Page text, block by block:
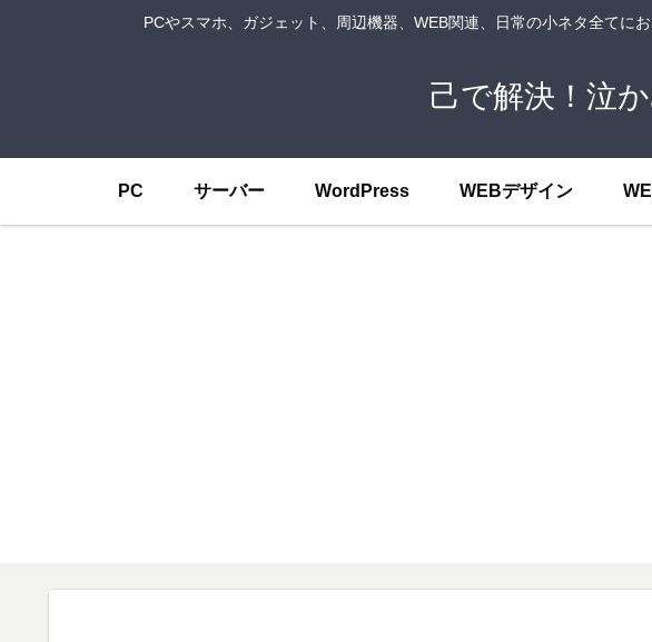
PCやスマホ、ガジェット、周辺機器、WEB関連、日常の小ネタ全てに
己で解決！泣
PC サーバー WordPress WEBデザイン